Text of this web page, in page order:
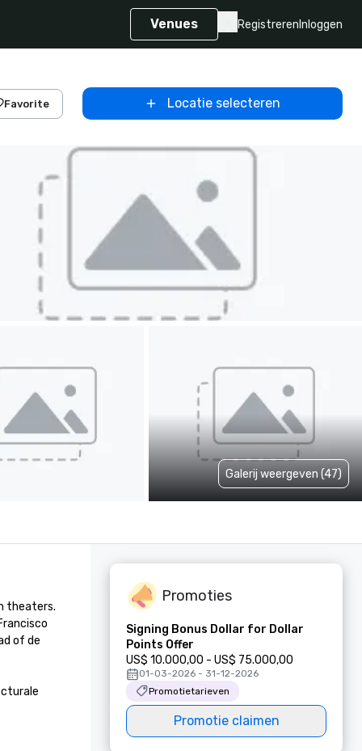
Venues Registreren Inloggen
Favorite Locatie selecteren
Galerij weergeven (47)
theaters.
of de
Promoties
Signing Bonus Dollar for Dollar
Points Offer
US$ 10.000,00 - US$ 75.000,00
01-03-2026 - 31-12-2026
Promotietarieven
Promotie claimen